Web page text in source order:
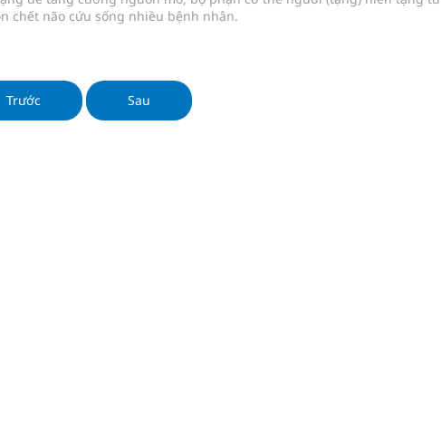
toàn quốc
chết não cứu sống nhiều bệnh nhân.
Trước Sau